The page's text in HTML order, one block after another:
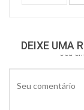
DEIXE UMA
Seu